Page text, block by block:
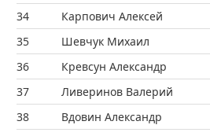
34
Карпович Алексей
35
Шевчук Михаил
36
Кревсун Александр
37
Ливеринов Валерий
38
Вдовин Александр